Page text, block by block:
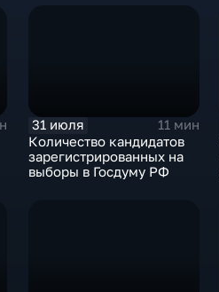
31 июля
11 мин
Количество кандидатов
зарегистрированных на
выборы в Госдуму РФ